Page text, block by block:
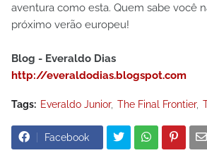
aventura como esta. Quem sabe você
próximo verão europeu!
Blog - Everaldo Dias
http://everaldodias.blogspot.com
Tags: Everaldo Junior The Final Frontier
Facebook